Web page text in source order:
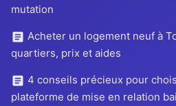
mutation
Acheter un logement neuf à
quartiers, prix et aides
4 conseils précieux pour
plateforme de mise en relation